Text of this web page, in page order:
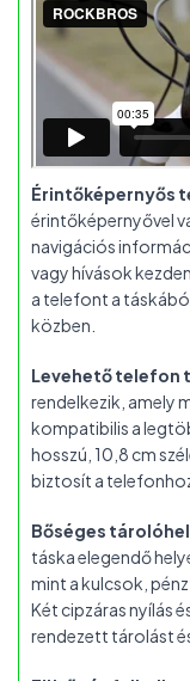
Érintőképernyős
érintőképernyővel
navigációs
vagy hívások
a telefont a
közben.
Levehető telefon
rendelkezik, amely
kompatibilis a
hosszú, 10,8 cm
biztosít a
Bőséges
táska elegendő
mint a kulcsok,
Két cipzáras nyílás
rendezett tárolást